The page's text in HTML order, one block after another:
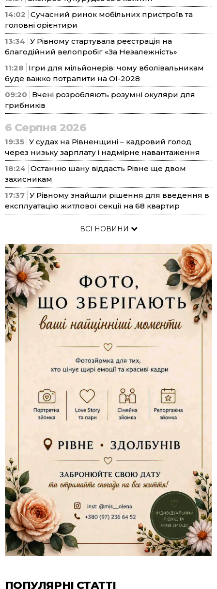
14:02 Сучасний ринок мобільних пристроїв та
головні орієнтири
13:34 У Рівному стартувала реєстрація на
благодійний велопробіг «За Незалежність»
11:28
Ігри для мільйонерів: чому вболівальникам
буде важко потрапити на ОІ-2028
09:20
Вчені розробляють розумні окуляри для
грибників
6 Серпня 2026
19:35 У судах на Рівненщині – кадровий голод
через низьку зарплату і надмірне навантаження
18:24 Останню шану віддасть Рівне ще двом
захисникам
17:37 У Рівному знайшли рішення для введення в
експлуатацію житлової секції на 68 квартир
ВСІ НОВИНИ
ПОПУЛЯРНІ СТАТТІ